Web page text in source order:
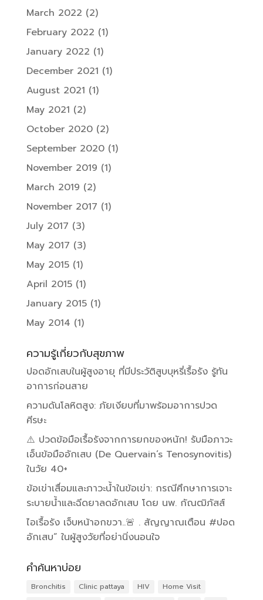
March 2022 (2)
February 2022 (1)
January 2022 (1)
December 2021 (1)
August 2021 (1)
May 2021 (2)
October 2020(2)
September 2020(1)
November 2019 (1)
March 2019 (2)
November 2017 (1)
July 2017 (3)
May 2017 (3)
May 2015(1)
April 2015(1)
January 2015(1)
May 2014 (1)
ความรู้เกี่ยวกับสุขภาพ
ปอดอักเสบในผู้สูงอายุ ที่มีประวัติสูบบุหรี่เรื้อรัง รู้ทัน
อาการก่อนสาย
ความดันโลหิตสูง: ภัยเงียบที่มาพร้อมอาการปวด
ศีรษะ
⚠️ ปวดข้อมือเรื้อรังจากการยกของหนัก! รับมือภาวะ
เอ็นข้อมืออักเสบ (De Quervain’s Tenosynovitis)
ในวัย 40+
ข้อเข่าเสื่อมและภาวะน้ำในข้อเข่า: กรณีศึกษาการเจาะ
ระบายน้ำและฉีดยาลดอักเสบ โดย นพ. กัณฒิภัสส์
ไอเรื้อรัง เจ็บหน้าอกขวา..🚨 . สัญญาณเตือน #ปอด
อักเสบ” ในผู้สูงวัยที่อย่านิ่งนอนใจ
คำค้นหาบ่อย
Bronchitis Clinic pattaya HIV
Home Visit